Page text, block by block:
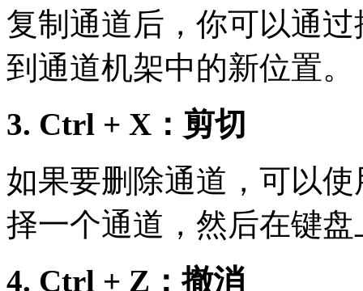
复制通道后，你可以通
到通道机架中的新位置。
3. Ctrl + X：剪切
如果要删除通道，可以
择一个通道，然后在键
4. Ctrl + Z：撤消